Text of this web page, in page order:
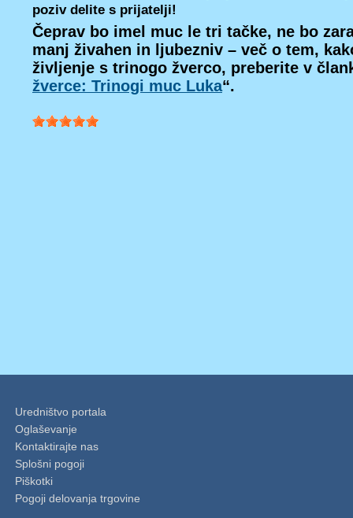
poziv delite s prijatelji!
Čeprav bo imel muc le tri tačke, ne bo
manj živahen in ljubezniv – več o tem,
življenje s trinogo žverco, preberite v
žverce: Trinogi muc Luka“.
Uredništvo portala
Oglaševanje
Kontaktirajte nas
Splošni pogoji
Piškotki
Pogoji delovanja trgovine